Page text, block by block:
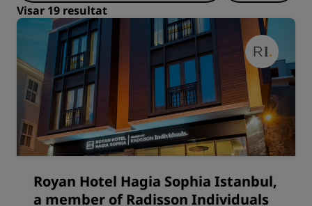
Visar 19 resultat
Royan Hotel Hagia Sophia Istanbul,
a member of Radisson Individuals